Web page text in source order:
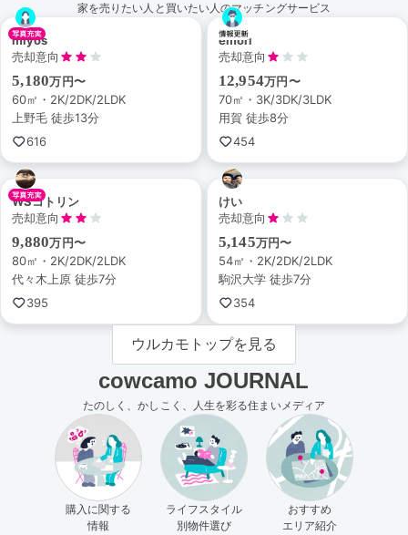
家を売りたい人と買いたい人のマッチングサービス
miyos
売却意向
5,180万円〜
60㎡・2K/2DK/2LDK
上野毛 徒歩13分
616
emori
売却意向
12,954万円〜
70㎡・3K/3DK/3LDK
用賀 徒歩8分
454
WSコトリン
売却意向
9,880万円〜
80㎡・2K/2DK/2LDK
代々木上原 徒歩7分
395
けい
売却意向
5,145万円〜
54㎡・2K/2DK/2LDK
駒沢大学 徒歩7分
354
ウルカモトップを見る
cowcamo JOURNAL
たのしく、かしこく、人生を彩る住まいメディア
購入に関する
情報
ライフスタイル
別物件選び
おすすめ
エリア紹介